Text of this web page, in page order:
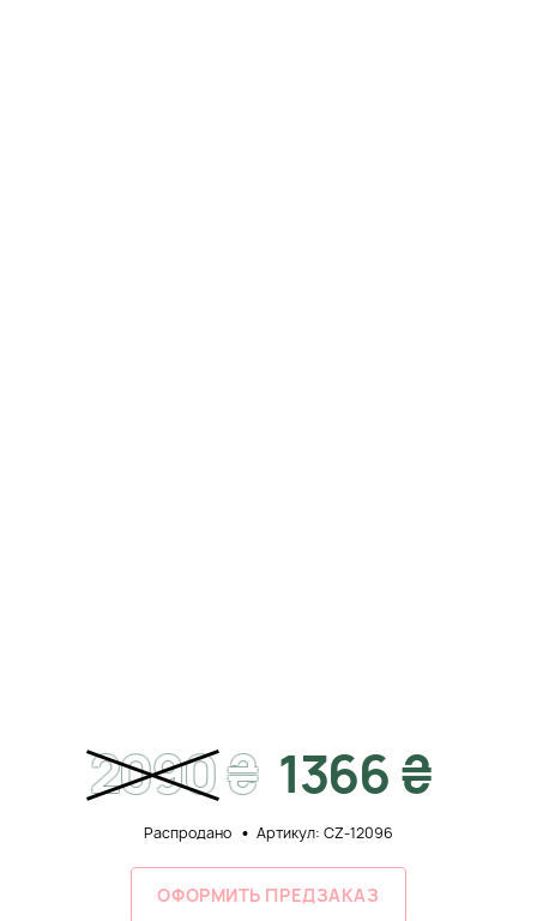
2090₴ 1366 ₴
Распродано Артикул: CZ-12096
ОФОРМИТЬ ПРЕДЗАКАЗ